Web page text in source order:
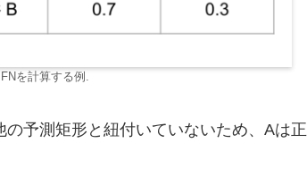
を計算する例.
予測矩形と紐付いていないため、Aは正